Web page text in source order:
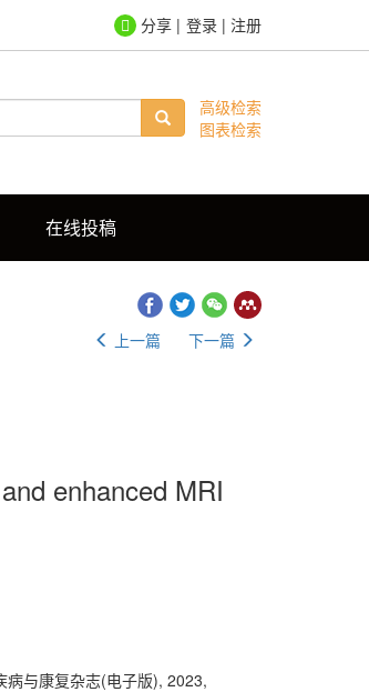
登录 | 注册
高级检索
图表检索
在线投稿
上一篇 下一篇
enhanced MRI
与康复杂志(电子版), 2023,